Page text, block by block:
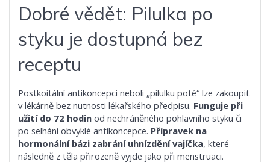
Dobré vědět: Pilulka po
styku je dostupná bez
receptu
Postkoitální antikoncepci neboli „pilulku poté“ lze zakoupit
v lékárně bez nutnosti lékařského předpisu. Funguje při
užití do 72 hodin od nechráněného pohlavního styku či
po selhání obvyklé antikoncepce. Přípravek na
hormonální bázi zabrání uhnízdění vajíčka, které
následně z těla přirozeně vyjde jako při menstruaci.